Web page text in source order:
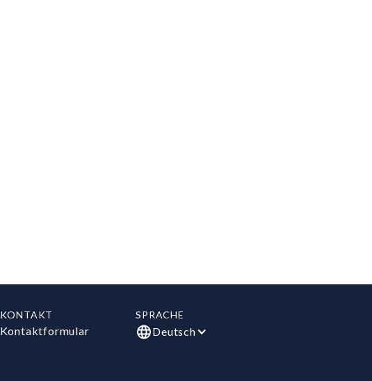
KONTAKT
Kontaktformular
SPRACHE
Deutsch